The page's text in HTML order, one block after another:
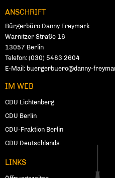
Fußbereich
ANSCHRIFT
Bürgerbüro Danny Freymark
Warnitzer Straße 16
13057 Ber­lin
Telefon: (030) 5483 2604
E-Mail: buergerbuero@danny-
IM WEB
CDU Lichtenberg
CDU Berlin
CDU-Fraktion Berlin
CDU Deutschlands
LINKS